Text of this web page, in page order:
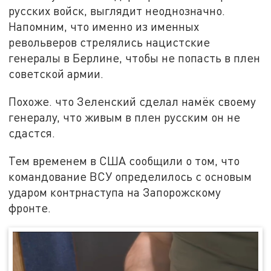
русских войск, выглядит неоднозначно.
Напомним, что именно из именных
револьверов стрелялись нацистские
генералы в Берлине, чтобы не попасть в плен
советской армии.
Похоже. что Зеленский сделал намёк своему
генералу, что живым в плен русским он не
сдастся.
Тем временем в США сообщили о том, что
командование ВСУ определилось с основым
ударом контрнаступа на Запорожскому
фронте.